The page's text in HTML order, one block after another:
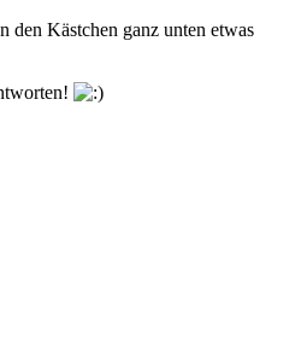
den Kästchen ganz unten etwas